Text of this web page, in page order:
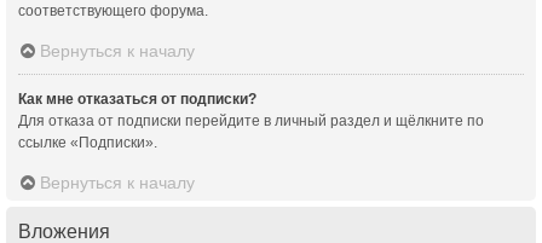
соответствующего форума.
Вернуться к началу
Как мне отказаться от подписки?
Для отказа от подписки перейдите в личный раздел и щёлкните по
ссылке «Подписки».
Вернуться к началу
Вложения